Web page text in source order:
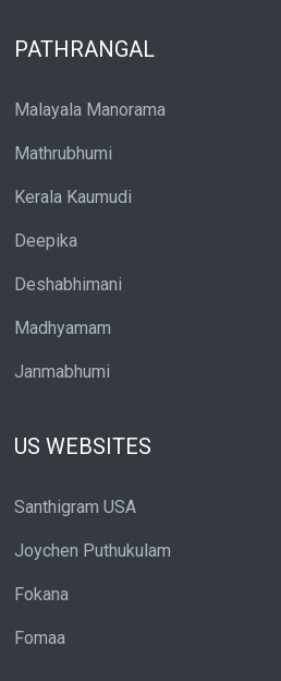
PATHRANGAL
Malayala Manorama
Mathrubhumi
Kerala Kaumudi
Deepika
Deshabhimani
Madhyamam
Janmabhumi
US WEBSITES
Santhigram USA
Joychen Puthukulam
Fokana
Fomaa